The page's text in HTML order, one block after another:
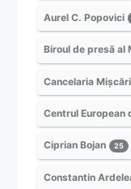
Aurel C. Popovici
Biroul de presă al
Cancelaria
Centrul European
Ciprian Bojan 25
Constantin